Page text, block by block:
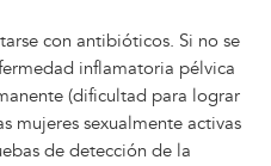
con antibióticos. Si no se
inflamatoria pélvica
(dificultad para lograr
mujeres sexualmente activas
de detección de la